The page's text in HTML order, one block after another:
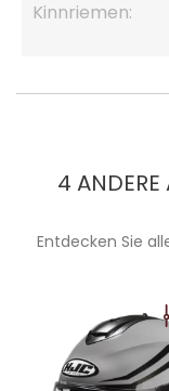
Kinnriemen:
4 ANDERE
Entdecken Sie